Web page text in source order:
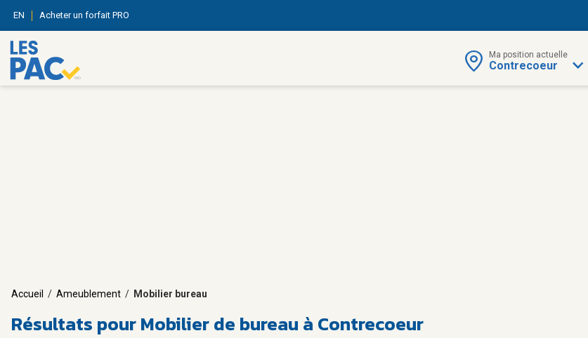
EN Acheter un forfait PRO
Ma position actuelle
Contrecoeur
Accueil / Ameublement / Mobilier bureau
Résultats pourMobilier de bureau à Contrecoeur